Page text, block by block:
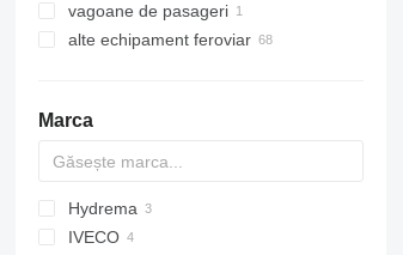
vagoane de pasageri
alte echipament feroviar
Marca
BB
Hydrema
912
IVECO